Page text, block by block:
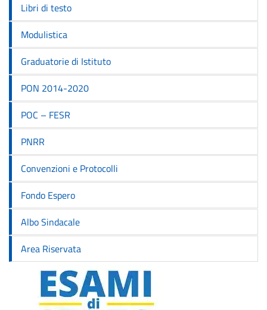
Libri di testo
Modulistica
Graduatorie di Istituto
PON 2014-2020
POC – FESR
PNRR
Convenzioni e Protocolli
Fondo Espero
Albo Sindacale
Area Riservata